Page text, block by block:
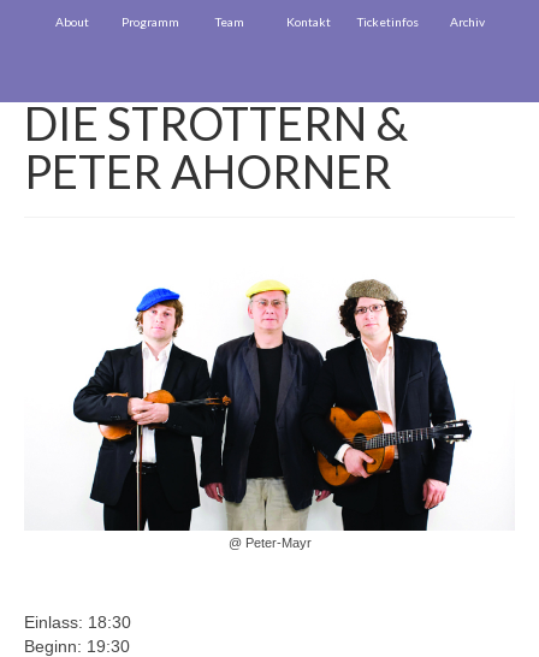
About Programm Team Kontakt Ticketinfos Archiv
DIE STROTTERN &
PETER AHORNER
@ Peter-Mayr
Einlass: 18:30
Beginn: 19:30